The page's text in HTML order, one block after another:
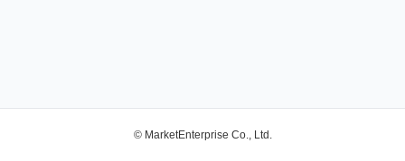
© MarketEnterprise Co., Ltd.